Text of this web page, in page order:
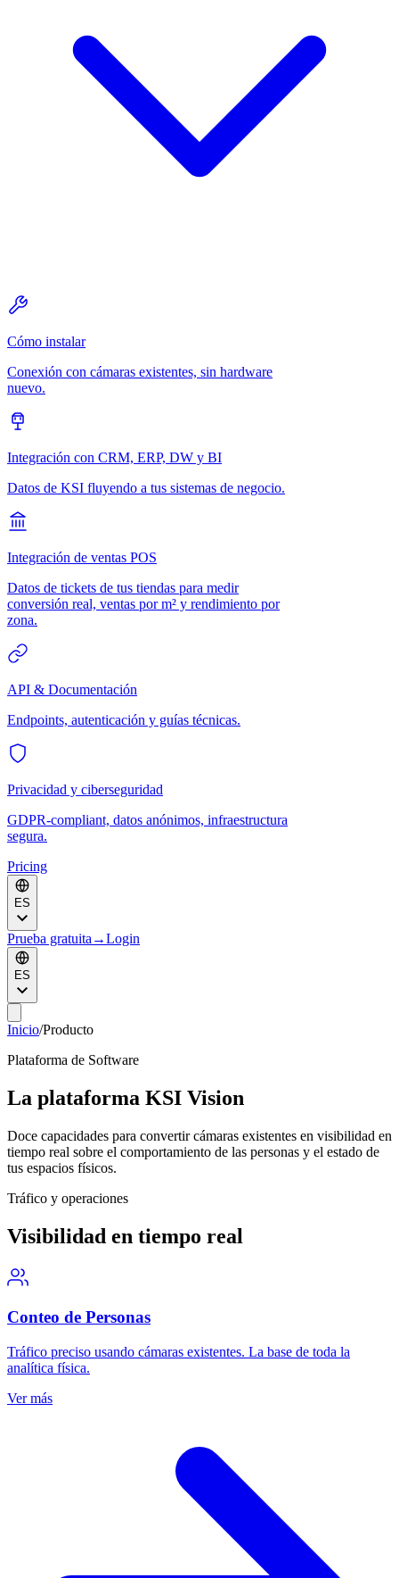
Cómo instalar
Conexión con cámaras existentes, sin hardware
nuevo.
Integración con CRM, ERP, DW y BI
Datos de KSI fluyendo a tus sistemas de negocio.
Integración de ventas POS
Datos de tickets de tus tiendas para medir
conversión real, ventas por m² y rendimiento por
zona.
API & Documentación
Endpoints, autenticación y guías técnicas.
Privacidad y ciberseguridad
GDPR-compliant, datos anónimos, infraestructura
segura.
Pricing
ES
Prueba gratuita →Login
ES
Inicio/Producto
Plataforma de Software
La plataforma KSI Vision
Doce capacidades para convertir cámaras existentes en visibilidad en
tiempo real sobre el comportamiento de las personas y el estado de
tus espacios físicos.
Tráfico y operaciones
Visibilidad en tiempo real
Conteo de Personas
Tráfico preciso usando cámaras existentes. La base de toda la
analítica física.
Ver más